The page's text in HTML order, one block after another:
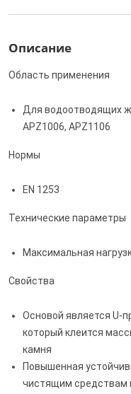
Описание
Область применения
Для водоотводящих
APZ1006, APZ1106
Нормы
EN 1253
Технические параметры
Максимальная
Свойства
Основой является U-
который клеится
камня
Повышенная
чистящим средствам